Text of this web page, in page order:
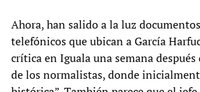
Ahora, han salido a la luz
telefónicos que ubican a García
crítica en Iguala una semana
de los normalistas, donde